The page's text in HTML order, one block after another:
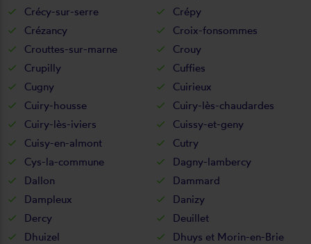
Crécy-sur-serre
Crépy
Crézancy
Croix-fonsommes
Crouttes-sur-marne
Crouy
Crupilly
Cuffies
Cugny
Cuirieux
Cuiry-housse
Cuiry-lès-chaudardes
Cuiry-lès-iviers
Cuissy-et-geny
Cuisy-en-almont
Cutry
Cys-la-commune
Dagny-lambercy
Dallon
Dammard
Dampleux
Danizy
Dercy
Deuillet
Dhuizel
Dhuys et Morin-en-Brie